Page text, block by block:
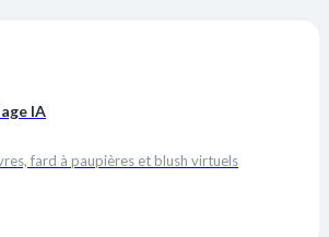
IA
fard à paupières et blush virtuels